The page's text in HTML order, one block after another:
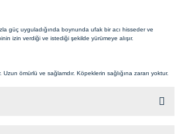
güç uyguladığında boynunda ufak bir acı hisseder ve
izin verdiği ve istediği şekilde yürümeye alışır.
Uzun ömürlü ve sağlamdır. Köpeklerin sağlığına zararı yoktur.